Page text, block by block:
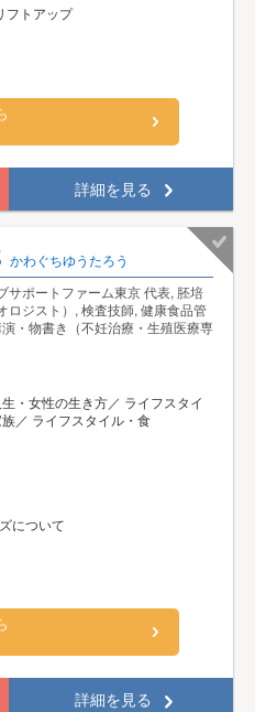
フトアップ
詳細を見る
かわぐちゆうたろう
サポートファーム東京 代表, 胚培
ロジスト）, 検査技師, 健康食品管
・物書き（不妊治療・生殖医療専
・女性の生き方／ ライフスタイ
／ ライフスタイル・食
について
詳細を見る